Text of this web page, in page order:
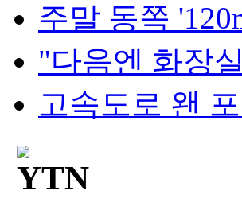
주말 동쪽
"다음엔 화장
고속도로 왠